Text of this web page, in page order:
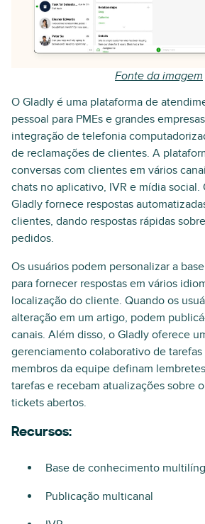
Fonte da imagem
O Gladly é uma plataforma de
pessoal para PMEs e grandes
integração de telefonia
de reclamações de clientes. A
conversas com clientes em vários
chats no aplicativo, IVR e mídia
Gladly fornece respostas
clientes, dando respostas rápidas
pedidos.
Os usuários podem personalizar a
para fornecer respostas em vários
localização do cliente. Quando os
alteração em um artigo, podem
canais. Além disso, o Gladly oferece
gerenciamento colaborativo de
membros da equipe definam
tarefas e recebam atualizações sobre
tickets abertos.
Recursos:
Base de conhecimento
Publicação multicanal